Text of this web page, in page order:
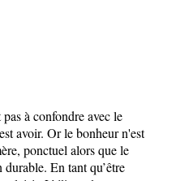
à confondre avec le
avoir. Or le bonheur n'est
ponctuel alors que le
En tant qu’être